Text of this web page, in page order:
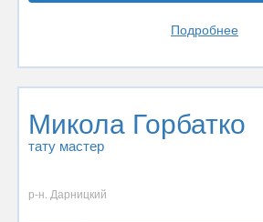
Подробнее
Микола Горбатко
тату мастер
р-н. Дарницкий